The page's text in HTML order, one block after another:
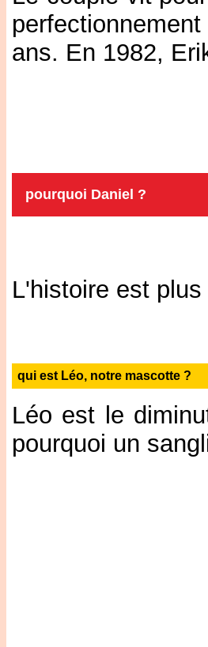
ans. En 1982,
pourquoi Daniel ?
L'histoire est
qui est Léo, notre mascotte ?
Léo est le
pourquoi un